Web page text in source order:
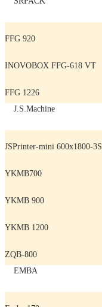
FFG 920
INOVOBOX FFG-618 VT
FFG 1226
J.S.Machine
JSPrinter-mini 600x1800-3S
YKMB700
YKMB 900
YKMB 1200
ZQB-800
EMBA